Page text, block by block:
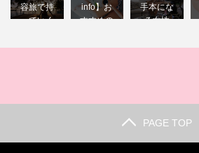
容旅で持
っていく
info】お
すすめの
手本にな
る女性
PAGE TOP